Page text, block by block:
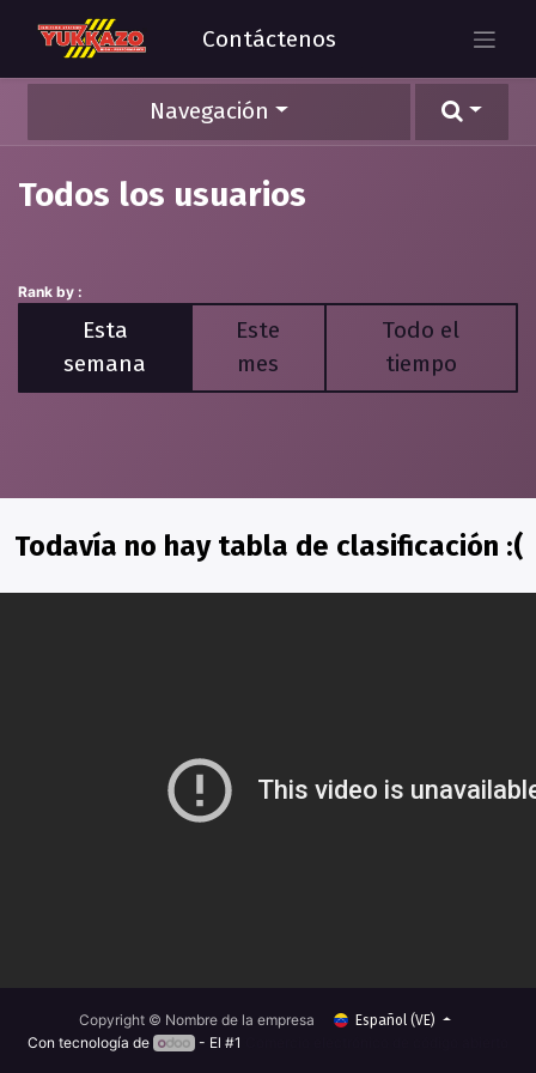
Contáctenos
Navegación
Todos los usuarios
Rank by :
Esta
semana
Este
mes
Todo el
tiempo
Todavía no hay tabla de clasificación :(
Copyright © Nombre de la empresa Español (VE)
Con tecnología de - El #1